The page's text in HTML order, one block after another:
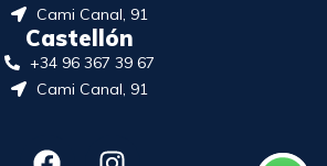
Cami Canal, 91
Castellón
+34 96 367 39 67
Cami Canal, 91